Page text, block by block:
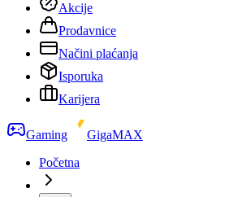
Akcije
Prodavnice
Načini plaćanja
Isporuka
Karijera
Gaming
GigaMAX
Početna